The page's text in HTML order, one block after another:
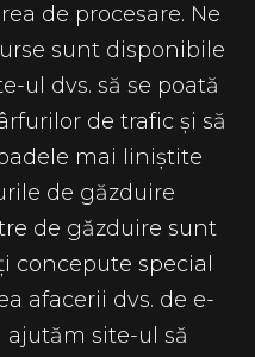
de procesare. Ne
sunt disponibile
ul dvs. să se poată
de trafic și să
mai liniștite
de găzduire
de găzduire sunt
special
afacerii dvs. de e-
ajutăm site-ul să